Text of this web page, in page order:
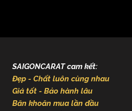
SAIGONCARAT cam kết:
Đẹp - Chất luôn cùng nhau
Giá tốt - Bảo hành lâu
Băn khoăn mua lần đầu